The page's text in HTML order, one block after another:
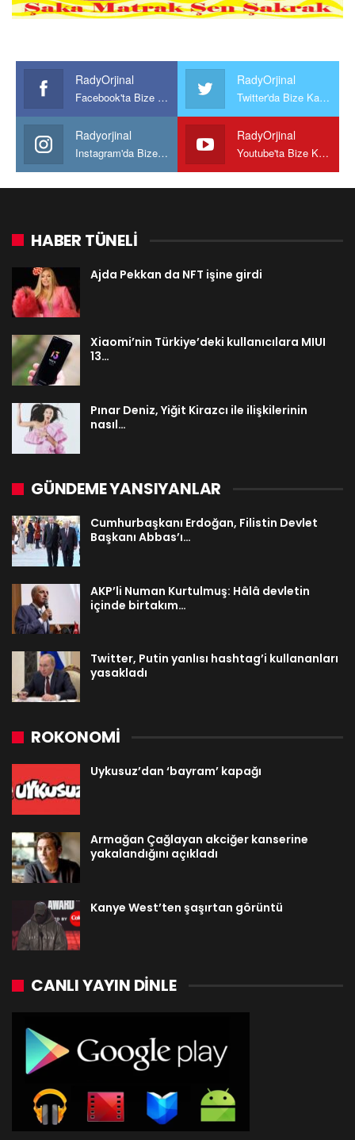
RadyOrjinal
Facebook'ta Bize Katılın
RadyOrjinal
Twitter'da Bize Katılın
Radyorjinal
Instagram'da Bize katılın
RadyOrjinal
Youtube'ta Bize Katılın
HABER TÜNELİ
Ajda Pekkan da NFT işine girdi
Xiaomi’nin Türkiye’deki kullanıcılara MIUI
13…
Pınar Deniz, Yiğit Kirazcı ile ilişkilerinin
nasıl…
GÜNDEME YANSIYANLAR
Cumhurbaşkanı Erdoğan, Filistin Devlet
Başkanı Abbas’ı…
AKP’li Numan Kurtulmuş: Hâlâ devletin
içinde birtakım…
Twitter, Putin yanlısı hashtag’i kullananları
yasakladı
ROKONOMİ
Uykusuz’dan ‘bayram’ kapağı
Armağan Çağlayan akciğer kanserine
yakalandığını açıkladı
Kanye West’ten şaşırtan görüntü
CANLI YAYIN DINLE